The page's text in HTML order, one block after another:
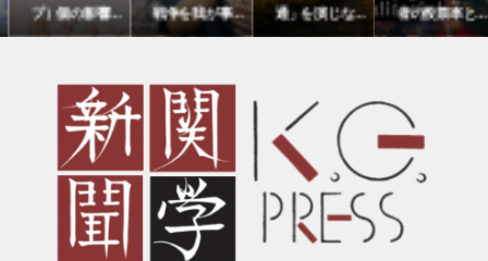
プ）個の影響力
を社会貢献へ―
戦争を我が事と
して捉える契機
治虫の戦争」
通」を演じなく
てもいいように
者の投票率と地
方選挙の投票率